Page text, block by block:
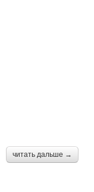
читать дальше →